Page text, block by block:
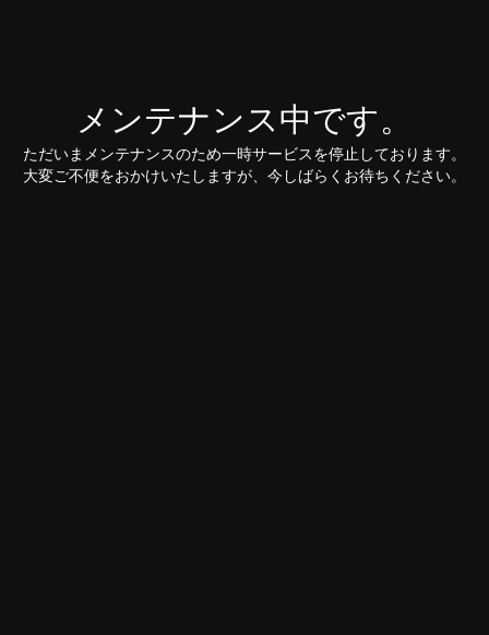
メンテナンス中です。
ただいまメンテナンスのため一時サービスを停止しております。
大変ご不便をおかけいたしますが、今しばらくお待ちください。